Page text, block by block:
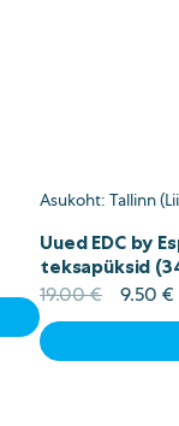
Asukoht: Tallinn
Uued EDC by
teksapüksid
19.00€
Algne
hind
19.00
9.50 €